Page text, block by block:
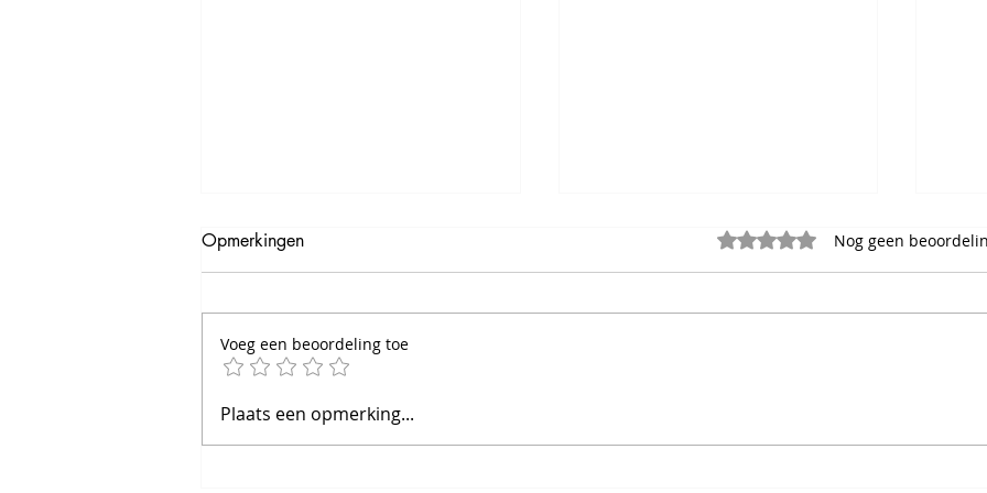
Waarom badminton perfect
past bij twintigers en dertigers
Zo laagdrempelig kan sporten
Opmerkingen Beoordeeld met 0 uit 5
Nog geen
Voeg een beoordeling toe
Plaats een opmerking...